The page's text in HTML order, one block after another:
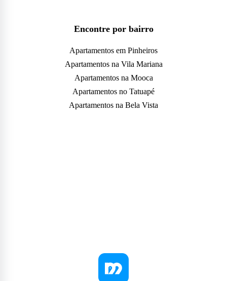
Encontre por bairro
Apartamentos em Pinheiros
Apartamentos na Vila Mariana
Apartamentos na Mooca
Apartamentos no Tatuapé
Apartamentos na Bela Vista